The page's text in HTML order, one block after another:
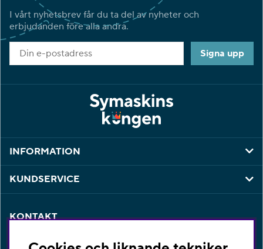
I vårt nyhetsbrev får du ta del av nyheter och
erbjudanden före alla andra.
Signa upp
INFORMATION
KUNDSERVICE
KONTAKT